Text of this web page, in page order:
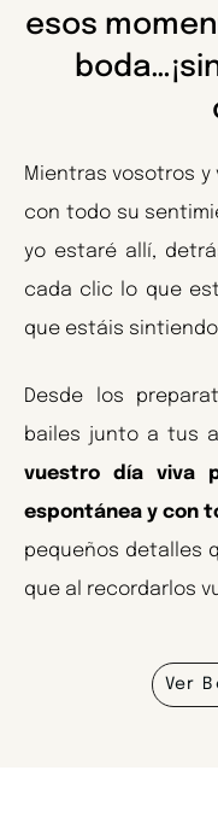
esos
Mientras vosotros y
con todo su
yo estaré allí,
cada clic lo que
que estáis
Desde los
bailes junto a tus
vuestro día viva
espontánea y con
pequeños detalles
que al recordarlos
Ver